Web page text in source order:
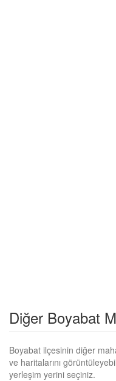
Diğer Boyabat
Boyabat ilçesinin diğer
ve haritalarını
yerleşim yerini seçiniz.